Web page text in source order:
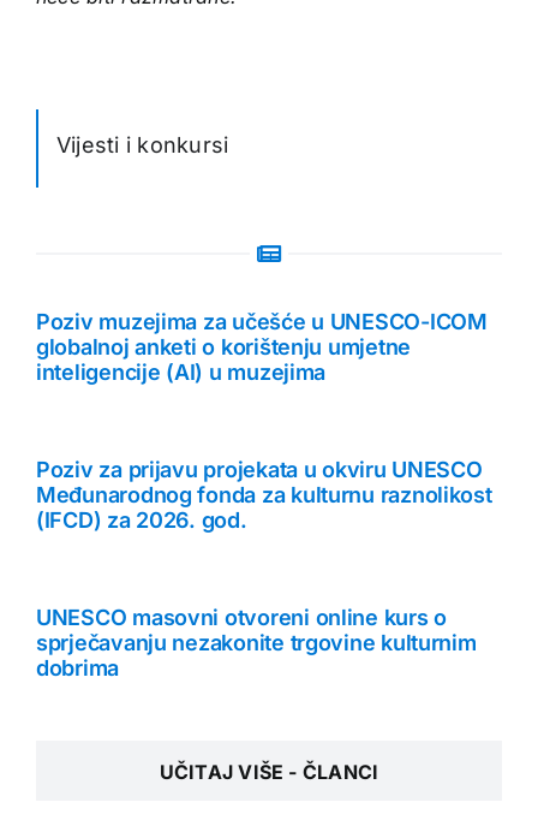
Vijesti i konkursi
Poziv muzejima za učešće u UNESCO-ICOM
globalnoj anketi o korištenju umjetne
inteligencije (AI) u muzejima
Poziv za prijavu projekata u okviru UNESCO
Međunarodnog fonda za kulturnu raznolikost
(IFCD) za 2026. god.
UNESCO masovni otvoreni online kurs o
sprječavanju nezakonite trgovine kulturnim
dobrima
UČITAJ VIŠE - ČLANCI